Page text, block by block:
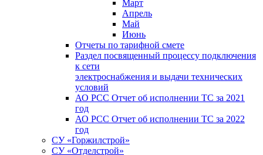
Март
Апрель
Май
Июнь
Отчеты по тарифной смете
Раздел посвященный процессу подключения
к сети
электроснабжения и выдачи технических
условий
АО РСС Отчет об исполнении ТС за 2021
год
АО РСС Отчет об исполнении ТС за 2022
год
СУ «Горжилстрой»
СУ «Отделстрой»